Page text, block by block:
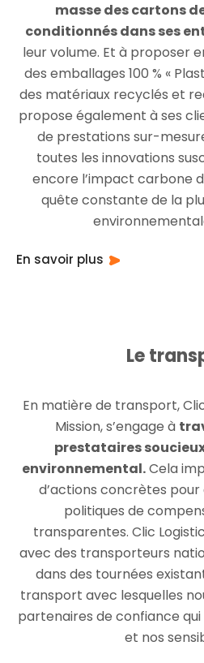
masse des cartons
conditionnés dans ses
leur volume. Et à proposer
des emballages 100 % «
des matériaux recyclés et
propose également à ses
de prestations sur-
toutes les innovations
encore l’impact carbone
quête constante de la
En savoir plus
Le
En matière de transport,
Mission, s’engage à
prestataires
environnemental.Cela
d’actions concrètes
politiques de
transparentes. Clic
avec des transporteurs
dans des tournées
transport avec lesquelles
partenaires de confiance
et nos